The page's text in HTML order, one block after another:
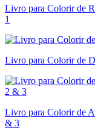
Livro para Colorir de
1
Livro para Colorir de
Livro para Colorir de
& 3